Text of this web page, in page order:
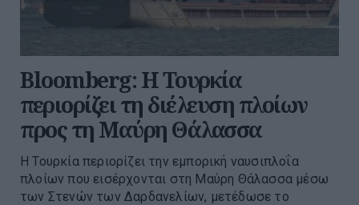
Bloomberg: Η Τουρκία
περιορίζει τη διέλευση πλοίων
προς τη Μαύρη Θάλασσα
Η Τουρκία περιορίζει την εμπορική ναυσιπλοΐα
πλοίων που εισέρχονται στη Μαύρη Θάλασσα μέσω
των Στενών των Δαρδανελίων, μετέδωσε το